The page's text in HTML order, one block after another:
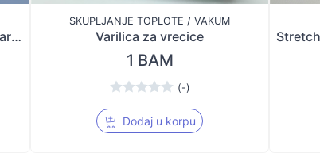
Papirna vrećica sa ZIP LOCK zatvaracem i prozorom 240x170 mm Pakiranje 50 kom
SKUPLJANJE TOPLOTE / VAKUM
Varilica za vrecice
1 BAM
(-)
Dodaj u korpu